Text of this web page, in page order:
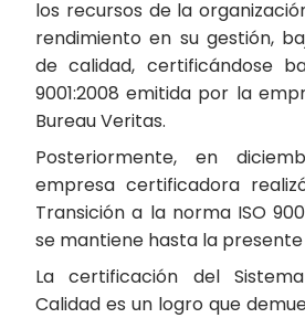
los recursos de la
rendimiento en su gestión,
de calidad, certificándose
9001:2008 emitida por la
Bureau Veritas.
Posteriormente, en
empresa certificadora
Transición a la norma ISO
se mantiene hasta la
La certificación del
Calidad es un logro que